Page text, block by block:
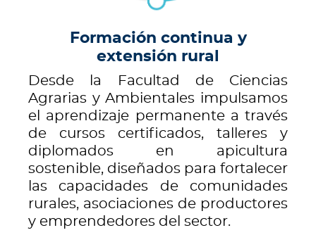
Formación continua y
extensión rural
Desde la Facultad de Ciencias
Agrarias y Ambientales impulsamos
el aprendizaje permanente a través
de cursos certificados, talleres y
diplomados en apicultura
sostenible, diseñados para fortalecer
las capacidades de comunidades
rurales, asociaciones de productores
y emprendedores del sector.